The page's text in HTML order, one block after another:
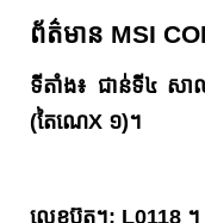
ព័ត៌មាន MSI
ទីតាំង៖ ជាន់ទី៤ ស
(តៃណេX ១)។
លេខប៊ូត។: L0118 ។